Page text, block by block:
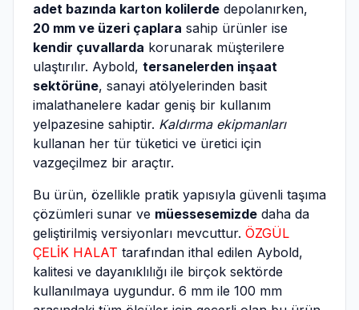
adet bazında karton kolilerde depolanırken,
20 mm ve üzeri çaplara sahip ürünler ise
kendir çuvallarda korunarak müşterilere
ulaştırılır. Aybold, tersanelerden inşaat
sektörüne, sanayi atölyelerinden basit
imalathanelere kadar geniş bir kullanım
yelpazesine sahiptir. Kaldırma ekipmanları
kullanan her tür tüketici ve üretici için
vazgeçilmez bir araçtır.
Bu ürün, özellikle pratik yapısıyla güvenli taşıma
çözümleri sunar ve müessesemizde daha da
geliştirilmiş versiyonları mevcuttur. ÖZGÜL
ÇELİK HALAT tarafından ithal edilen Aybold,
kalitesi ve dayanıklılığı ile birçok sektörde
kullanılmaya uygundur. 6 mm ile 100 mm